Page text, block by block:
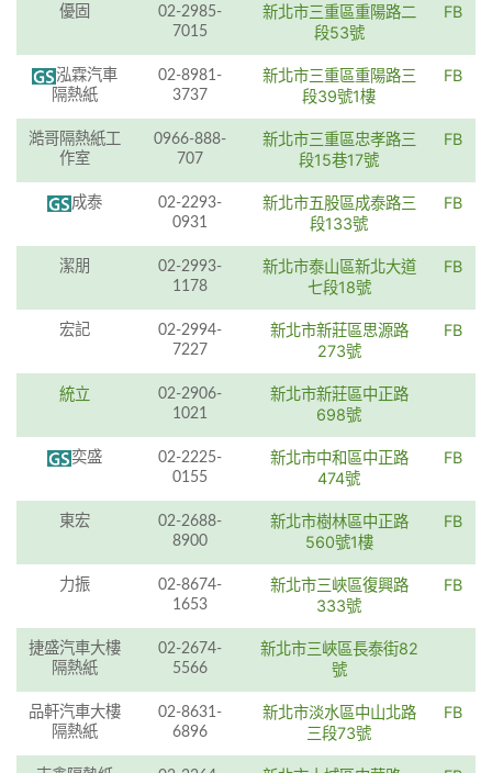
優固
02-2985-
7015
新北市三重區重陽路二
段53號
FB
泓霖汽車
隔熱紙
02-8981-
3737
新北市三重區重陽路三
段39號1樓
FB
澔哥隔熱紙工
作室
0966-888-
707
新北市三重區忠孝路三
段15巷17號
FB
成泰
02-2293-
0931
新北市五股區成泰路三
段133號
FB
潔朋
02-2993-
1178
新北市泰山區新北大道
七段18號
FB
宏記
02-2994-
7227
新北市新莊區思源路
273號
FB
統立
02-2906-
1021
新北市新莊區中正路
698號
奕盛
02-2225-
0155
新北市中和區中正路
474號
FB
東宏
02-2688-
8900
新北市樹林區中正路
560號1樓
FB
力振
02-8674-
1653
新北市三峽區復興路
333號
FB
捷盛汽車大樓
隔熱紙
02-2674-
5566
新北市三峽區長泰街82
號
品軒汽車大樓
隔熱紙
02-8631-
6896
新北市淡水區中山北路
三段73號
FB